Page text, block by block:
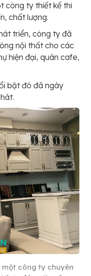
công ty thiết kế thi
chất lượng.
triển, công ty đã
nội thất cho các
hiện đại, quán cafe,
bật đó đã ngày
công ty chuyên